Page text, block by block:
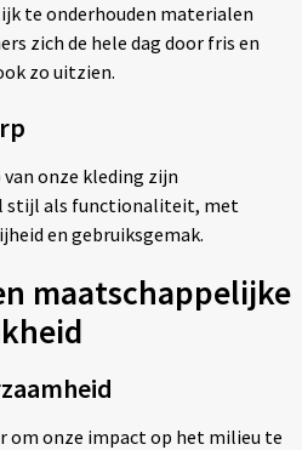
te onderhouden materialen
zich de hele dag door fris en
zo uitzien.
onze kleding zijn
stijl als functionaliteit, met
en gebruiksgemak.
maatschappelijke
om onze impact op het milieu te